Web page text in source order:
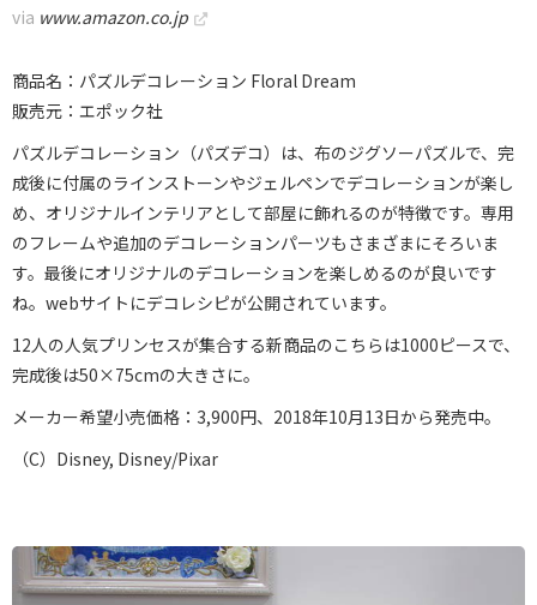
via www.amazon.co.jp
商品名：パズルデコレーション Floral Dream
販売元：エポック社
パズルデコレーション（パズデコ）は、布のジグソーパズルで、完
成後に付属のラインストーンやジェルペンでデコレーションが楽し
め、オリジナルインテリアとして部屋に飾れるのが特徴です。専用
のフレームや追加のデコレーションパーツもさまざまにそろいま
す。最後にオリジナルのデコレーションを楽しめるのが良いです
ね。webサイトにデコレシピが公開されています。
12人の人気プリンセスが集合する新商品のこちらは1000ピースで、
完成後は50×75cmの大きさに。
メーカー希望小売価格：3,900円、2018年10月13日から発売中。
（C）Disney, Disney/Pixar